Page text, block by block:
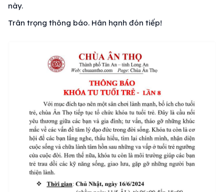
này.
Trân trọng thông báo. Hân hạnh đón tiếp!